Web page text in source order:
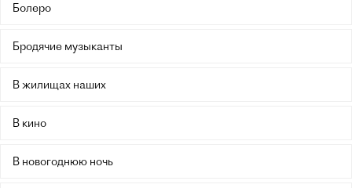
Болеро
Бродячие музыканты
В жилищах наших
В кино
В новогоднюю ночь